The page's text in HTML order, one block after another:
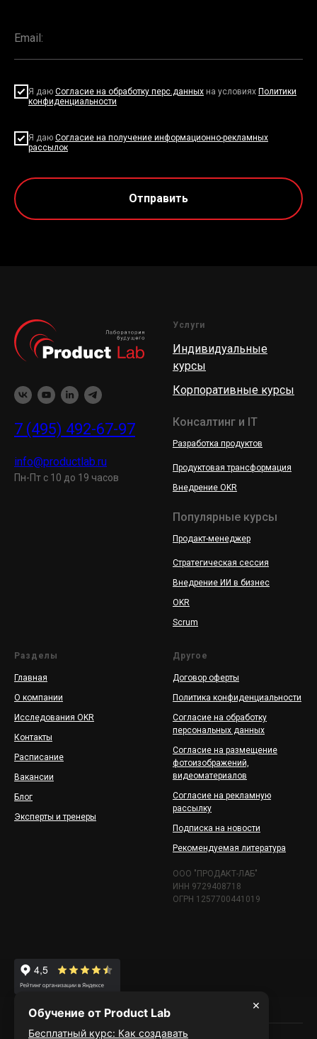
Я даю Согласие на обработку перс.данных на условиях Политики
конфиденциальности
Я даю Согласие на получение информационно-рекламных
рассылок
Отправить
7 (495) 492-67-97
info@productlab.ru
Пн-Пт с 10 до 19 часов
Услуги
Индивидуальные
курсы
Корпоративные курсы
Консалтинг и IT
Разработка продуктов
Продуктовая трансформация
Внедрение OKR
Популярные курсы
Продакт-менеджер
Стратегическая сессия
Внедрение ИИ в бизнес
OKR
Scrum
Разделы
Главная
О компании
Исследования OKR
Контакты
Расписание
Вакансии
Блог
Эксперты и тренеры
Другое
Договор оферты
Политика конфиденциальности
Согласие на обработку
персональных данных
Согласие на размещение
фотоизображений,
видеоматериалов
Согласие на рекламную
рассылку
Подписка на новости
Рекомендуемая литература
ООО "ПРОДАКТ-ЛАБ"
ИНН 9729408718
ОГРН 1257700441019
Обучение от Product Lab
Бесплатный курс: Как создавать
×